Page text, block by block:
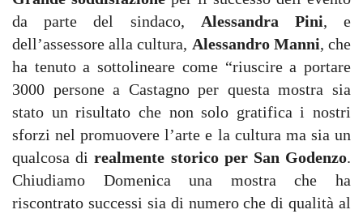
da parte del sindaco, Alessandra Pini, e
dell’assessore alla cultura, Alessandro Manni, che
ha tenuto a sottolineare come “riuscire a portare
3000 persone a Castagno per questa mostra sia
stato un risultato che non solo gratifica i nostri
sforzi nel promuovere l’arte e la cultura ma sia un
qualcosa direalmente storico per San Godenzo.
Chiudiamo Domenica una mostra che ha
riscontrato successi sia di numero che di qualità al